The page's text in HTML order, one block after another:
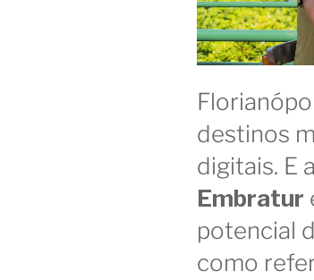
destinos
digitais. E
Embratur
potencial
como